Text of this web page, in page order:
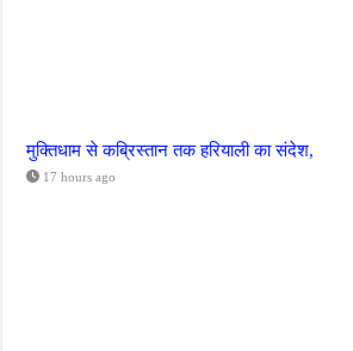
मुक्तिधाम से कब्रिस्तान तक हरियाली का संदेश,
17 hours ago